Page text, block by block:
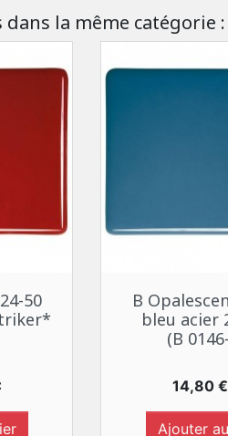
la même catégorie :
50
B
bleu acier
(B
Prix
14,80
Ajouter